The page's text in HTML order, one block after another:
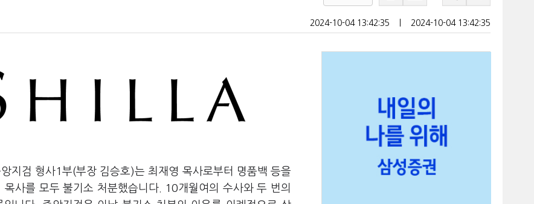
2024-10-04 13:42:35 2024-10-04 13:42:35
지검 형사1부(부장 김승호)는 최재영 목사로부터 명품백 등을
사를 모두 불기소 처분했습니다. 10개월여의 수사와 두 번의